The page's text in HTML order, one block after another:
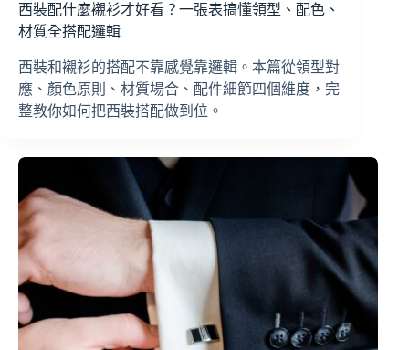
西裝配什麼襯衫才好看？一張表搞懂領型、配色、
材質全搭配邏輯
西裝和襯衫的搭配不靠感覺靠邏輯。本篇從領型對
應、顏色原則、材質場合、配件細節四個維度，完
整教你如何把西裝搭配做到位。